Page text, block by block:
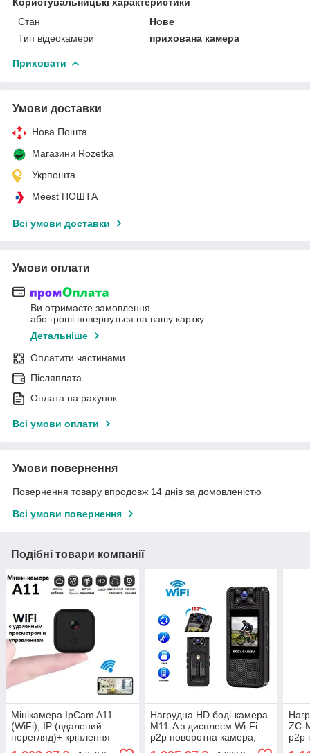
Стан
Нове
Тип відеокамери
прихована камера
Приховати
Умови доставки
Нова Пошта
Магазини Rozetka
Укрпошта
Meest ПОШТА
Всі умови доставки
Умови оплати
Ви отримаєте замовлення
або гроші повернуться на вашу картку
Детальніше
Оплатити частинами
Післяплата
Оплата на рахунок
Всі умови оплати
Умови повернення
Повернення товару впродовж 14 днів за домовленістю
Всі умови повернення
Подібні товари компанії
Мінікамера IpCam A11
(WiFi), IP (вдалений
перегляд)+ кріплення
Нагрудна HD боді-камера
M11-A з дисплеєм Wi-Fi
p2p поворотна камера,
ZC-
p2p